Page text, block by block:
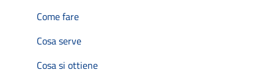
Come fare
Cosa serve
Cosa si ottiene